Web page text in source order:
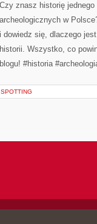
Czy znasz historię
archeologicznych w
i dowiedz się, dlaczego
historii. Wszystko, co
blogu! #historia